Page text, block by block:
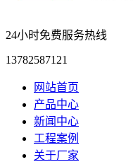
24小时免费服务热线
13782587121
网站首页
产品中心
新闻中心
工程案例
关于厂家